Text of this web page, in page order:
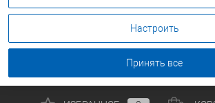
Email:info@metallofond.ru
Настроить
Принять все